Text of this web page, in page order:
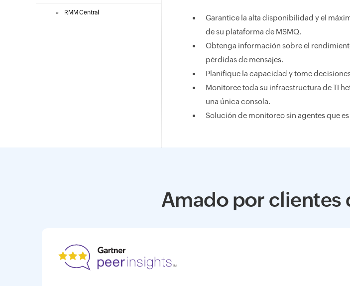
» RMM Central
Garantice la alta disponibilidad y el
de su plataforma de MSMQ.
Obtenga información sobre el
pérdidas de mensajes.
Planifique la capacidad y tome
Monitoree toda su infraestructura de TI
una única consola.
Solución de monitoreo sin agentes que
Amado por clientes